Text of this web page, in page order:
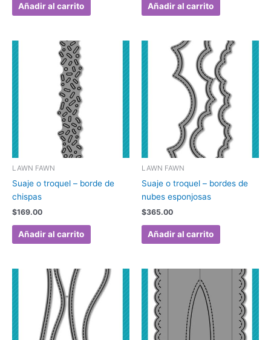
Añadir al carrito Añadir al carrito
LAWN FAWN
Suaje o troquel – borde de
chispas
$169.00
Añadir al carrito
LAWN FAWN
Suaje o troquel – bordes de
nubes esponjosas
$365.00
Añadir al carrito